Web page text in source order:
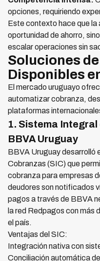
opciones, requiriendo
Este contexto hace que la
oportunidad de ahorro,
escalar operaciones sin
Soluciones
Disponibles
El mercado uruguayo
automatizar cobranza,
plataformas
1. Sistema Integral
BBVA Uruguay
BBVA Uruguay desarrolló
Cobranzas (SIC) que
cobranza para empresas
deudores son notificados
pagos a través de BBVA
la red Redpagos con más
el país.
Ventajas del SIC:
Integración nativa con
Conciliación automática